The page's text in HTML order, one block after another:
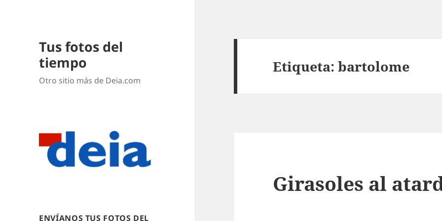
Tus fotos del
tiempo
Otro sitio más de Deia.com
ENVÍANOS TUS FOTOS DEL
Etiqueta:bartolome
Girasoles al